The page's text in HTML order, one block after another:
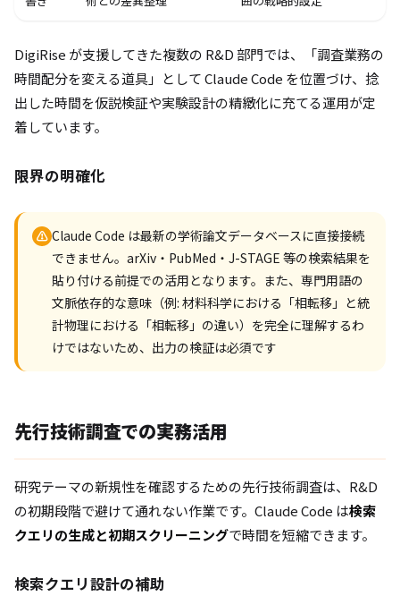
DigiRise が支援してきた複数の R&D 部門では、「調査業務の
時間配分を変える道具」として Claude Code を位置づけ、捻
出した時間を仮説検証や実験設計の精緻化に充てる運用が定
着しています。
限界の明確化
⚠ Claude Code は最新の学術論文データベースに直接接続
できません。arXiv・PubMed・J-STAGE 等の検索結果を
貼り付ける前提での活用となります。また、専門用語の
文脈依存的な意味（例: 材料科学における「相転移」と統
計物理における「相転移」の違い）を完全に理解するわ
けではないため、出力の検証は必須です
先行技術調査での実務活用
研究テーマの新規性を確認するための先行技術調査は、R&D
の初期段階で避けて通れない作業です。Claude Code は検索
クエリの生成と初期スクリーニングで時間を短縮できます。
検索クエリ設計の補助